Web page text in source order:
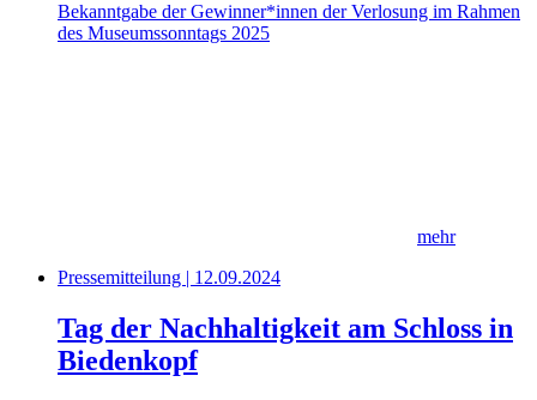
Bekanntgabe der Gewinner*innen der Verlosung im Rahmen
des Museumssonntags 2025
mehr
Pressemitteilung | 12.09.2024
Tag der Nachhaltigkeit am Schloss in
Biedenkopf